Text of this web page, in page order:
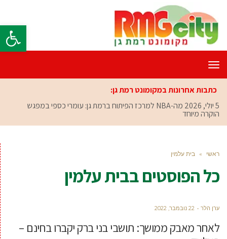
פתח
תפריט
כתבות אחרונות במקומונט רמת גן:
5 יולי, 2026
מה-NBA למרכז הפיתוח ברמת גן: עומרי כספי במפגש
הוקרה מיוחד
ראשי » בית עלמין
כל הפוסטים בבית עלמין
ערן הלר 22 נובמבר, 2022
לאחר מאבק ממושך: תושבי בני ברק יקברו בחינם –